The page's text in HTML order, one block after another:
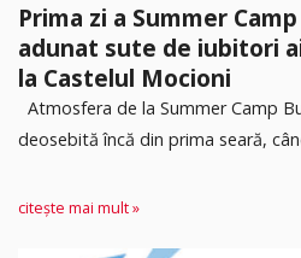
Prima zi a Summer
adunat sute de iubitori
la Castelul Mocioni
Atmosfera de la Summer Camp
deosebită încă din prima seară,
citește mai mult »